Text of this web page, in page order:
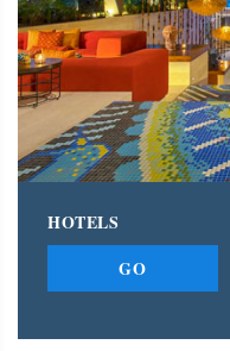
HOTELS
GO